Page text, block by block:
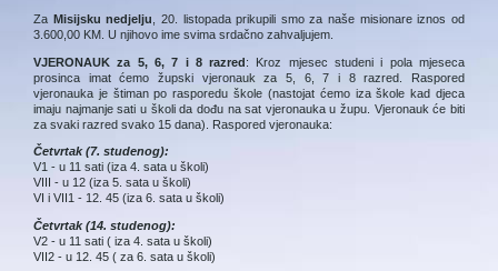
Za Misijsku nedjelju
, 20. listopada prikupili smo za naše misionare iznos od
3.600,00 KM. U njihovo ime svima srdačno zahvaljujem.
VJERONAUK za 5, 6, 7 i 8 razred: Kroz mjesec studeni i pola mjeseca
prosinca imat ćemo župski vjeronauk za 5, 6, 7 i 8 razred. Raspored
vjeronauka je štiman po rasporedu škole (nastojat ćemo iza škole kad djeca
imaju najmanje sati u školi da dođu na sat vjeronauka u župu. Vjeronauk će biti
za svaki razred svako 15 dana). Raspored vjeronauka:
Četvrtak (7. studenog):
V1 - u 11 sati (iza 4. sata u školi)
VIII - u 12 (iza 5. sata u školi)
VI i VII1 - 12. 45 (iza 6. sata u školi)
Četvrtak (14. studenog):
V2 - u 11 sati ( iza 4. sata u školi)
VII2 - u 12. 45 ( za 6. sata u školi)